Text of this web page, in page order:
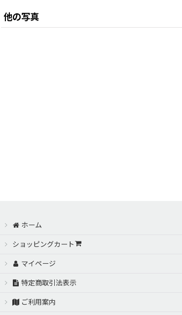
他の写真
ホーム
ショッピングカート
マイページ
特定商取引法表示
ご利用案内